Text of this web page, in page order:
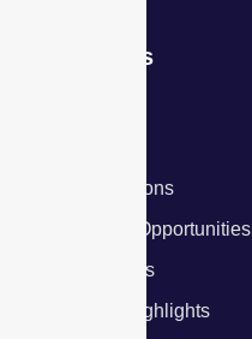
Exhibitions
Previous Editions
Sponsorship Opportunities
Partner with Us
Exhibitions Highlights